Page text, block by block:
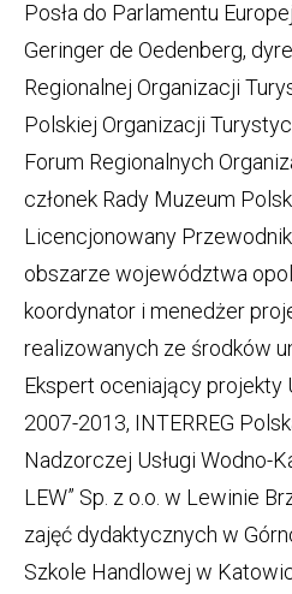
Posła do Parlamentu
Geringer de Oedenberg,
Regionalnej Organizacji
Polskiej Organizacji
Forum Regionalnych
członek Rady Muzeum
Licencjonowany
obszarze województwa
koordynator i menedżer
realizowanych ze środków
Ekspert oceniający projekty
2007-2013, INTERREG
Nadzorczej Usługi Wodno-
LEW” Sp. z o.o. w Lewinie
zajęć dydaktycznych w
Szkole Handlowej w